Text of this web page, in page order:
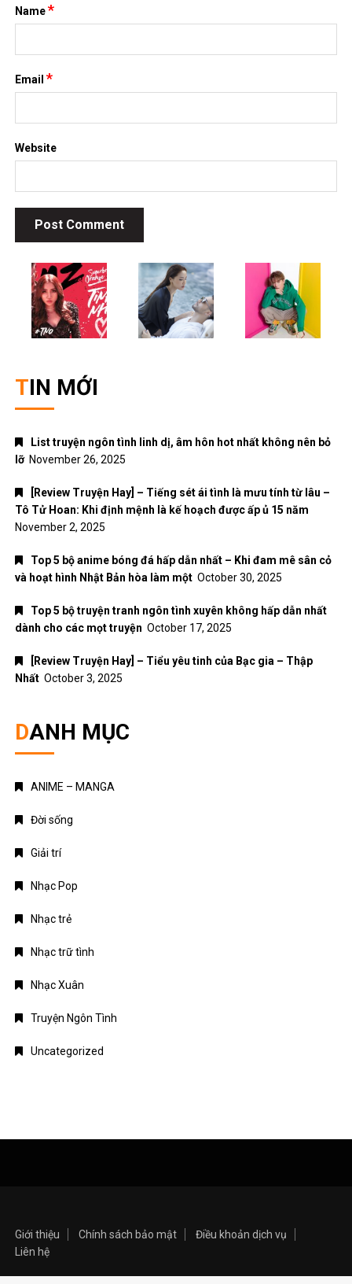
Name*
Email*
Website
TIN MỚI
List truyện ngôn tình linh dị, âm hôn hot nhất không nên bỏ
lỡ November 26, 2025
[Review Truyện Hay] – Tiếng sét ái tình là mưu tính từ lâu –
Tô Tử Hoan: Khi định mệnh là kế hoạch được ấp ủ 15 năm
November 2, 2025
Top 5 bộ anime bóng đá hấp dẫn nhất – Khi đam mê sân cỏ
và hoạt hình Nhật Bản hòa làm một October 30, 2025
Top 5 bộ truyện tranh ngôn tình xuyên không hấp dẫn nhất
dành cho các mọt truyện October 17, 2025
[Review Truyện Hay] – Tiểu yêu tinh của Bạc gia – Thập
Nhất October 3, 2025
DANH MỤC
ANIME – MANGA
Đời sống
Giải trí
Nhạc Pop
Nhạc trẻ
Nhạc trữ tình
Nhạc Xuân
Truyện Ngôn Tình
Uncategorized
Giới thiệu Chính sách bảo mật
Điều khoản dịch vụ
Liên hệ